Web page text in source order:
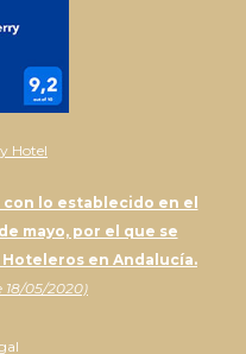
Hotel
lo establecido en el
mayo, por el que se
en Andalucía.
18/05/2020)